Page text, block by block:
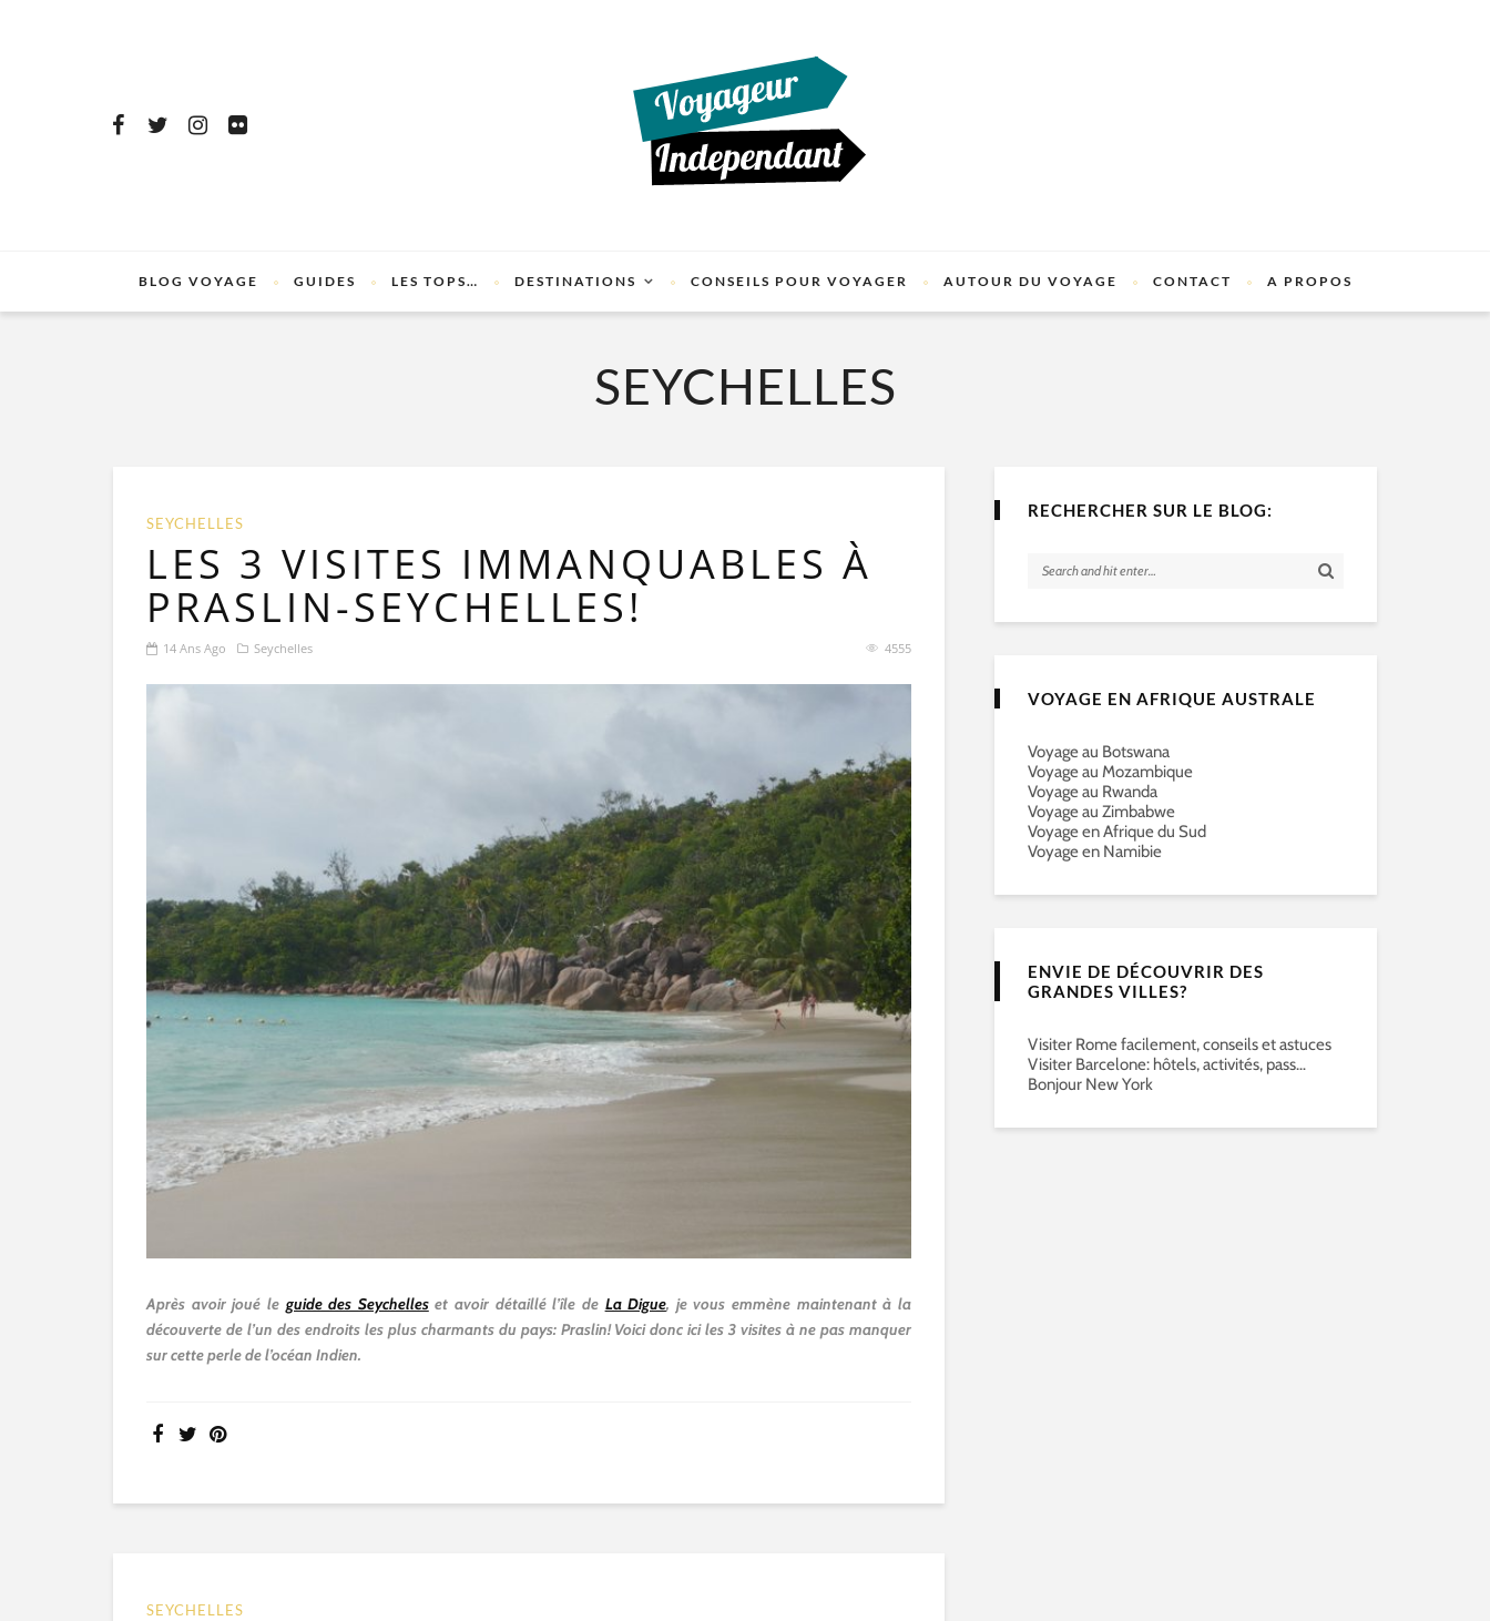
BLOG VOYAGE GUIDES LES TOPS… DESTINATIONS CONSEILS POUR VOYAGER AUTOUR DU VOYAGE CONTACT A PROPOS
SEYCHELLES
SEYCHELLES
LES 3 VISITES IMMANQUABLES À
PRASLIN-SEYCHELLES!
14 Ans Ago Seychelles 4555
Après avoir joué le guide des Seychelleset avoir détaillé l’île de La Digue, je vous emmène maintenant à la
découverte de l’un des endroits les plus charmants du pays: Praslin! Voici donc ici les 3 visites à ne pas manquer
sur cette perle de l’océan Indien.
SEYCHELLES
RECHERCHER SUR LE BLOG:
VOYAGE EN AFRIQUE AUSTRALE
Voyage au Botswana
Voyage au Mozambique
Voyage au Rwanda
Voyage au Zimbabwe
Voyage en Afrique du Sud
Voyage en Namibie
ENVIE DE DÉCOUVRIR DES
GRANDES VILLES?
Visiter Rome facilement, conseils et astuces
Visiter Barcelone: hôtels, activités, pass…
Bonjour New York